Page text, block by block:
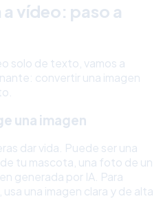
vídeo: paso a
solo de texto, vamos a
convertir una imagen
una imagen
dar vida. Puede ser una
tu mascota, una foto de un
generada por IA. Para
una imagen clara y de alta